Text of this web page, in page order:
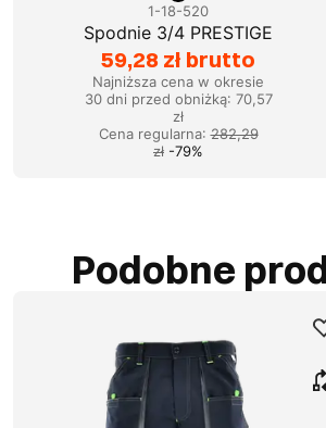
1-18-520
Spodnie 3/4 PRESTIGE
59,28 zł brutto
Najniższa cena w okresie
30 dni przed obniżką: 70,57
zł
Cena regularna:282,29
zł -79%
Podobne